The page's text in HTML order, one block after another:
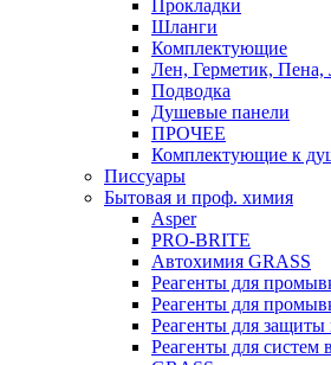
Прокладки
Шланги
Комплектующие
Лен, Герметик, Пена,
Подводка
Душевые панели
ПРОЧЕЕ
Комплектующие к
Писсуары
Бытовая и проф. химия
Asper
PRO-BRITE
Автохимия GRASS
Реагенты для
Реагенты для
Реагенты для защиты
Реагенты для систем